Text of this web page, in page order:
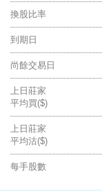
換股比率
到期日
尚餘交易日
上日莊家
平均買($)
上日莊家
平均沽($)
每手股數